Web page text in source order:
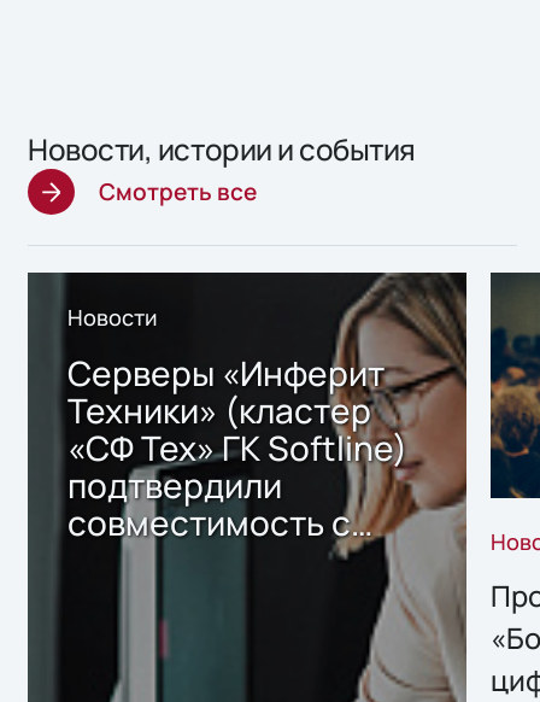
Новости, истории и события
Смотреть все
Новости
Серверы «Инферит
Техники» (кластер
«СФ Тех» ГК Softline)
подтвердили
совместимость с
решением Sharx
хранения данных